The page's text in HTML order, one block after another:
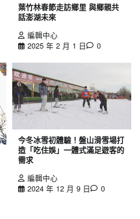
葉竹林春節走訪鄉里 與鄉親共
話澎湖未來
編輯中心
2025 年 2 月 1 日
0
今冬冰雪初體驗！盤山滑雪場打
造「吃住娛」一體式滿足遊客的
需求
編輯中心
2024 年 12 月 9 日
0